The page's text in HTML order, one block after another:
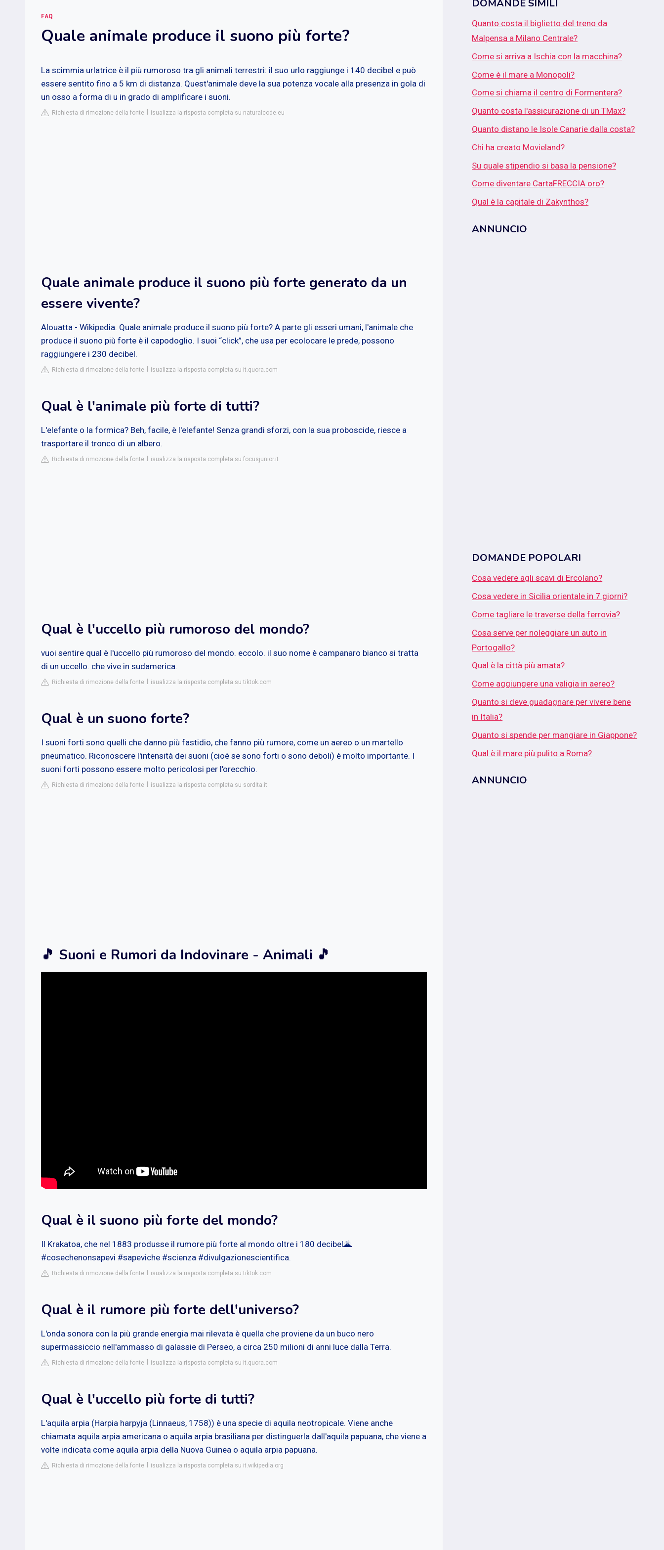
FAQ
Quale animale produce il suono più forte?
La scimmia urlatrice è il più rumoroso tra gli animali terrestri: il suo urlo raggiunge i 140 decibel e può
essere sentito fino a 5 km di distanza. Quest'animale deve la sua potenza vocale alla presenza in gola di
un osso a forma di u in grado di amplificare i suoni.
Richiesta di rimozione della fonte isualizza la risposta completa su naturalcode.eu
Quale animale produce il suono più forte generato da un
essere vivente?
Alouatta - Wikipedia. Quale animale produce il suono più forte? A parte gli esseri umani, l'animale che
produce il suono più forte è il capodoglio. I suoi “click”, che usa per ecolocare le prede, possono
raggiungere i 230 decibel.
Richiesta di rimozione della fonte isualizza la risposta completa su it.quora.com
Qual è l'animale più forte di tutti?
L'elefante o la formica? Beh, facile, è l'elefante! Senza grandi sforzi, con la sua proboscide, riesce a
trasportare il tronco di un albero.
Richiesta di rimozione della fonte isualizza la risposta completa su focusjunior.it
Qual è l'uccello più rumoroso del mondo?
vuoi sentire qual è l'uccello più rumoroso del mondo. eccolo. il suo nome è campanaro bianco si tratta
di un uccello. che vive in sudamerica.
Richiesta di rimozione della fonte isualizza la risposta completa su tiktok.com
Qual è un suono forte?
I suoni forti sono quelli che danno più fastidio, che fanno più rumore, come un aereo o un martello
pneumatico. Riconoscere l'intensità dei suoni (cioè se sono forti o sono deboli) è molto importante. I
suoni forti possono essere molto pericolosi per l'orecchio.
Richiesta di rimozione della fonte isualizza la risposta completa su sordita.it
🎵 Suoni e Rumori da Indovinare - Animali 🎵
Qual è il suono più forte del mondo?
Il Krakatoa, che nel 1883 produsse il rumore più forte al mondo oltre i 180 decibel🌋
#cosechenonsapevi #sapeviche #scienza #divulgazionescientifica.
Richiesta di rimozione della fonte isualizza la risposta completa su tiktok.com
Qual è il rumore più forte dell'universo?
L'onda sonora con la più grande energia mai rilevata è quella che proviene da un buco nero
supermassiccio nell'ammasso di galassie di Perseo, a circa 250 milioni di anni luce dalla Terra.
Richiesta di rimozione della fonte isualizza la risposta completa su it.quora.com
Qual è l'uccello più forte di tutti?
L'aquila arpia (Harpia harpyja (Linnaeus, 1758)) è una specie di aquila neotropicale. Viene anche
chiamata aquila arpia americana o aquila arpia brasiliana per distinguerla dall'aquila papuana, che viene a
volte indicata come aquila arpia della Nuova Guinea o aquila arpia papuana.
Richiesta di rimozione della fonte isualizza la risposta completa su it.wikipedia.org
DOMANDE SIMILI
Quanto costa il biglietto del treno da
Malpensa a Milano Centrale?
Come si arriva a Ischia con la macchina?
Come è il mare a Monopoli?
Come si chiama il centro di Formentera?
Quanto costa l'assicurazione di un TMax?
Quanto distano le Isole Canarie dalla costa?
Chi ha creato Movieland?
Su quale stipendio si basa la pensione?
Come diventare CartaFRECCIA oro?
Qual è la capitale di Zakynthos?
ANNUNCIO
DOMANDE POPOLARI
Cosa vedere agli scavi di Ercolano?
Cosa vedere in Sicilia orientale in 7 giorni?
Come tagliare le traverse della ferrovia?
Cosa serve per noleggiare un auto in
Portogallo?
Qual è la città più amata?
Come aggiungere una valigia in aereo?
Quanto si deve guadagnare per vivere bene
in Italia?
Quanto si spende per mangiare in Giappone?
Qual è il mare più pulito a Roma?
ANNUNCIO